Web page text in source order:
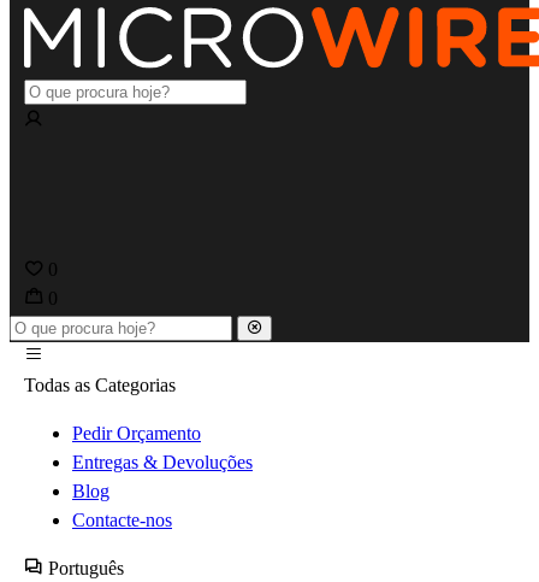
0
0
Todas as Categorias
Pedir Orçamento
Entregas & Devoluções
Blog
Contacte-nos
Português